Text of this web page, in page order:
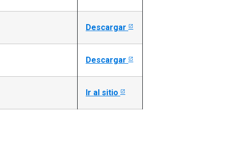
Descargar
Descargar
Ir al sitio